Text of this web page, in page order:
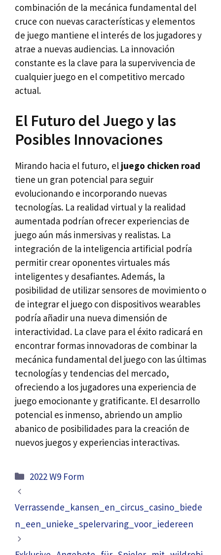
combinación de la mecánica fundamental del
cruce con nuevas características y elementos
de juego mantiene el interés de los jugadores y
atrae a nuevas audiencias. La innovación
constante es la clave para la supervivencia de
cualquier juego en el competitivo mercado
actual.
El Futuro del Juego y las
Posibles Innovaciones
Mirando hacia el futuro, el juego chicken road
tiene un gran potencial para seguir
evolucionando e incorporando nuevas
tecnologías. La realidad virtual y la realidad
aumentada podrían ofrecer experiencias de
juego aún más inmersivas y realistas. La
integración de la inteligencia artificial podría
permitir crear oponentes virtuales más
inteligentes y desafiantes. Además, la
posibilidad de utilizar sensores de movimiento o
de integrar el juego con dispositivos wearables
podría añadir una nueva dimensión de
interactividad. La clave para el éxito radicará en
encontrar formas innovadoras de combinar la
mecánica fundamental del juego con las últimas
tecnologías y tendencias del mercado,
ofreciendo a los jugadores una experiencia de
juego emocionante y gratificante. El desarrollo
potencial es inmenso, abriendo un amplio
abanico de posibilidades para la creación de
nuevos juegos y experiencias interactivas.
Categories
2022 W9 Form
Verrassende_kansen_en_circus_casino_biede
n_een_unieke_spelervaring_voor_iedereen